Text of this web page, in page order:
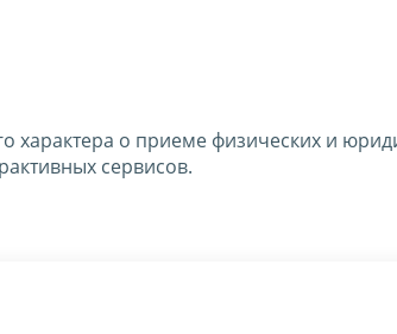
о приеме физических и
сервисов.